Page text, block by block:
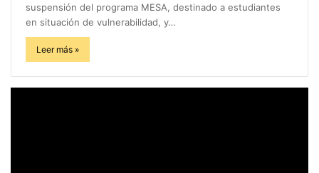
suspensión del programa MESA, destinado a estudiantes
en situación de vulnerabilidad, y…
Leer más »